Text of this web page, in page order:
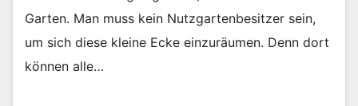
Garten. Man muss kein Nutzgartenbesitzer sein,
um sich diese kleine Ecke einzuräumen. Denn dort
können alle…